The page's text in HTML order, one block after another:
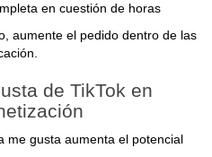
en cuestión de horas
aumente el pedido dentro de las
de TikTok en
me gusta aumenta el potencial